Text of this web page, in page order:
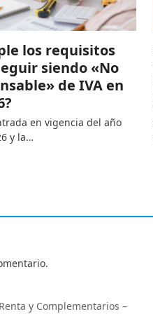
los requisitos
siendo «No
de IVA en
en vigencia del año
y la…
y Complementarios –